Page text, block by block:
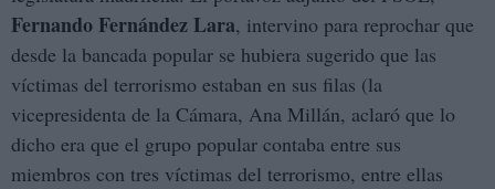
Fernando Fernández Lara, intervino para reprochar que
desde la bancada popular se hubiera sugerido que las
víctimas del terrorismo estaban en sus filas (la
vicepresidenta de la Cámara, Ana Millán, aclaró que lo
dicho era que el grupo popular contaba entre sus
miembros con tres víctimas del terrorismo, entre ellas